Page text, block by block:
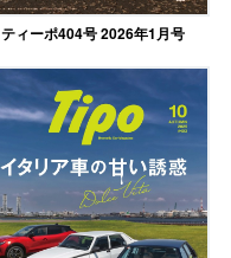
ティーポ404号 2026年1月号